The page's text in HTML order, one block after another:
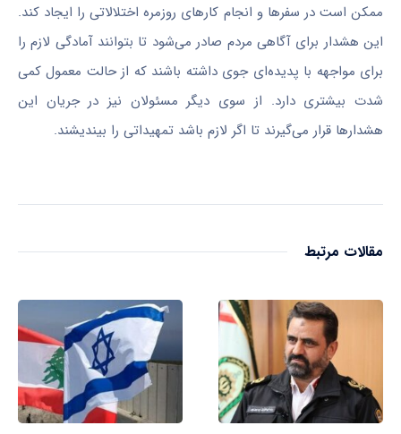
ممکن است در سفرها و انجام کارهای روزمره اختلالاتی را ایجاد کند.
این هشدار برای آگاهی مردم صادر می‌شود تا بتوانند آمادگی لازم را
برای مواجهه با پدیده‌ای جوی داشته باشند که از حالت معمول کمی
شدت بیشتری دارد. از سوی دیگر مسئولان نیز در جریان این
هشدارها قرار می‌گیرند تا اگر لازم باشد تمهیداتی را بیندیشند.
مقالات مرتبط